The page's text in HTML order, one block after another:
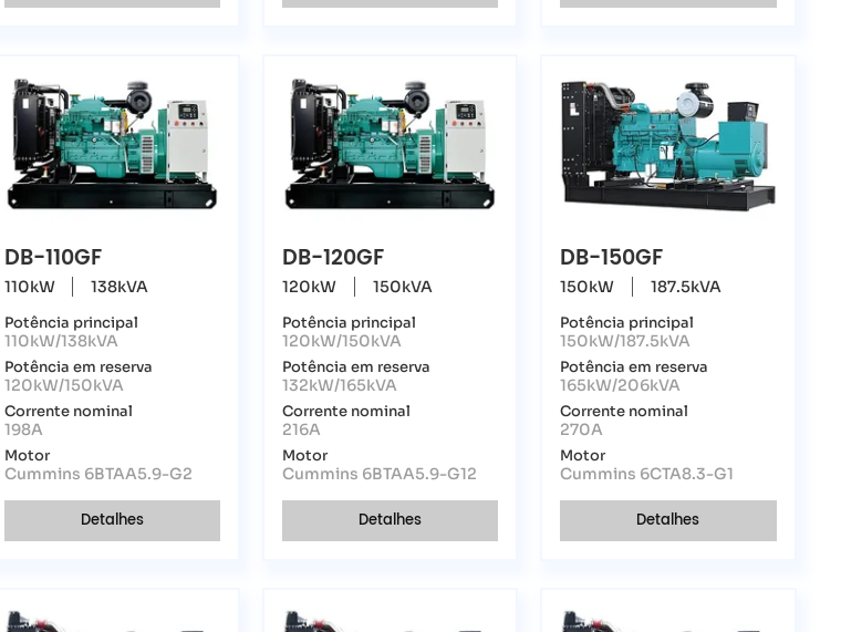
DB-110GF
110kW 138kVA
Potência principal
110kW/138kVA
Potência em reserva
120kW/150kVA
Corrente nominal
198A
Motor
Cummins 6BTAA5.9-G2
Detalhes
DB-120GF
120kW 150kVA
Potência principal
120kW/150kVA
Potência em reserva
132kW/165kVA
Corrente nominal
216A
Motor
Cummins 6BTAA5.9-G12
Detalhes
DB-150GF
150kW 187.5kVA
Potência principal
150kW/187.5kVA
Potência em reserva
165kW/206kVA
Corrente nominal
270A
Motor
Cummins 6CTA8.3-G1
Detalhes